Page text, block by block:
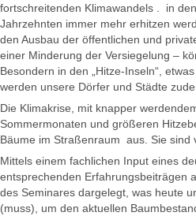
fortschreitenden Klimawandels . in
Jahrzehnten immer mehr erhitzen
den Ausbau der öffentlichen und
einer Minderung der Versiegelung –
Besondern in den „Hitze-Inseln“,
werden unsere Dörfer und Städte
Die Klimakrise, mit knapper
Sommermonaten und größeren
Bäume im Straßenraum aus. Sie sind
Mittels einem fachlichen Input eines
entsprechenden Erfahrungsbeiträgen
des Seminares dargelegt, was heute
(muss), um den aktuellen